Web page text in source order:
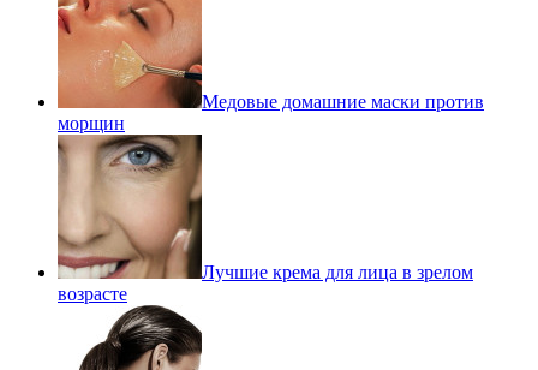
Медовые домашние маски против
морщин
Лучшие крема для лица в зрелом
возрасте